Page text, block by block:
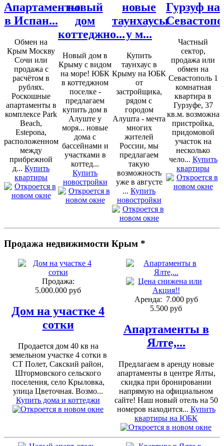
Апартаменты
в Испан...
Обмен на
Крым Москву
Сочи или
продажа с
расчётом в
рублях.
Роскошные
апартаменты в
комплексе Park
Beach,
Estepona,
расположенном
между
прибрежной
д... Купить
квартиры
новый
дом
коттеджно...
Новый дом в
Крыму с видом
на море! ЮБК
в коттеджном
поселке -
предлагаем
купить дом в
Алуште у
моря... новые
дома с
бассейнами и
участками в
коттед...
Купить
новостройки
новые
таунхаусы
у м...
Купить
таунхаус в
Крыму на ЮБК
от
застройщика,
рядом с
городом
Алушта - мечта
многих
жителей
России, мы
предлагаем
такую
возможность
уже в августе
... Купить
новостройки
Гурзуф на
Частный
сектор,
продажа или
обмен на
Севастополь 1
комнатная
квартира в
Гурзуфе, 37
кв.м. возможна
пристройка,
придомовой
участок на
несколько
чело... Купить
квартиры
Продажа недвижимости Крым *
Продажа:
5.000.000 руб
Дом на участке 4
сотки
Продается дом 40 кв на
земельном участке 4 сотки в
СТ Полет, Сакский район,
Штормовского сельского
поселения, село Крыловка,
улица Цветочная. Возмо...
Купить дома и коттеджи
Аренда: 7.000 руб
5.500 руб
Апартаменты в
Ялте,...
Предлагаем в аренду новые
апартаменты в центре Ялты,
скидка при бронировании
напрямую на официальном
сайте! Наш новый отель на 50
номеров находится... Купить
квартиры на ЮБК